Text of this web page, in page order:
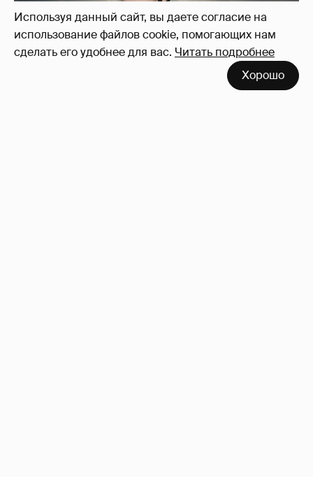
Используя данный сайт, вы даете согласие на
использование файлов cookie, помогающих нам
сделать его удобнее для вас. Читать подробнее
Хорошо